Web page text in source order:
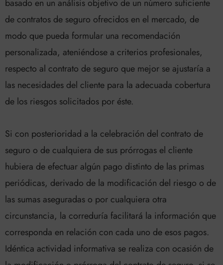
basado en un análisis objetivo de un número suficiente
de contratos de seguro ofrecidos en el mercado, de
modo que pueda formular una recomendación
personalizada, ateniéndose a criterios profesionales,
respecto al contrato de seguro que mejor se ajustaría a
las necesidades del cliente para la adecuada cobertura
de los riesgos solicitados por éste.
Si con posterioridad a la celebración del contrato de
seguro o de cualquiera de sus prórrogas el cliente
hubiera de efectuar algún pago distinto de las primas
periódicas, derivado de la modificación del riesgo o de
las sumas aseguradas o por cualquiera otra
circunstancia, la correduría facilitará la información que
corresponda en relación con cada uno de esos pagos.
Idéntica actividad informativa se realiza con ocasión de